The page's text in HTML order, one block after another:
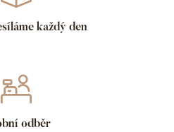
každý den
odběr